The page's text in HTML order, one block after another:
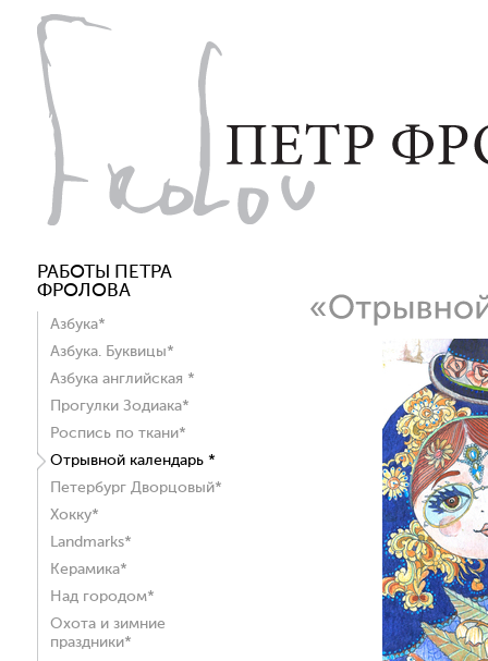
РАБОТЫ ПЕТРА
ФРОЛОВА
Азбука*
Азбука. Буквицы*
Азбука английская *
Прогулки Зодиака*
Роспись по ткани*
Отрывной календарь *
Петербург Дворцовый*
Хокку*
Landmarks*
Керамика*
Над городом*
Охота и зимние
праздники*